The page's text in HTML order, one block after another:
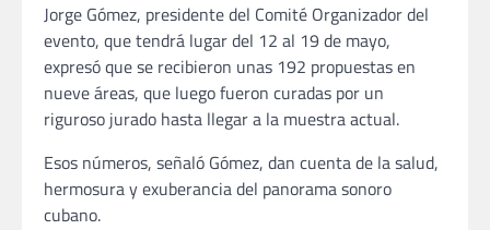
Jorge Gómez, presidente del Comité Organizador del
evento, que tendrá lugar del 12 al 19 de mayo,
expresó que se recibieron unas 192 propuestas en
nueve áreas, que luego fueron curadas por un
riguroso jurado hasta llegar a la muestra actual.
Esos números, señaló Gómez, dan cuenta de la salud,
hermosura y exuberancia del panorama sonoro
cubano.